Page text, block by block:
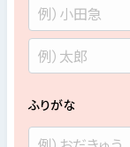
ふりがな